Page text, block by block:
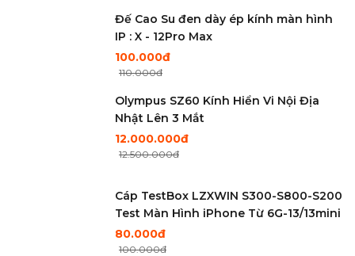
Đế Cao Su đen dày ép kính màn hình
IP : X - 12Pro Max
100.000đ
110.000đ
Olympus SZ60 Kính Hiển Vi Nội Địa
Nhật Lên 3 Mắt
12.000.000đ
12.500.000đ
Cáp TestBox LZXWIN S300-S800-S200
Test Màn Hình iPhone Từ 6G-13/13mini
80.000đ
100.000đ